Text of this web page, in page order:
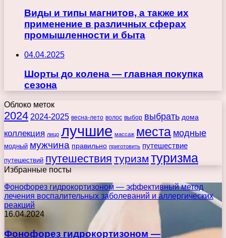
Виды и типы магнитов, а также их
применение в различных сферах
промышленности и быта
04.04.2025
Шорты до колена — главная покупка
сезона
Облоко меток
2024 2024-2025 весна-лето волос выбор выбрать дома
коллекция лицо лучшие массаж места модные
модный мужчина правильно приготовить путешествие
путешествий путешествия туризм туризма
Избранные посты
Фонофорез гидрокортизоном — эффективный метод
лечения воспалительных заболеваний и аллергических
реакций
16.04.2024
Фонофорез гидрокортизоном —